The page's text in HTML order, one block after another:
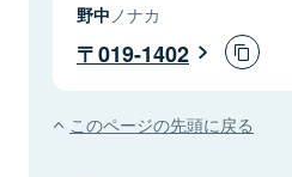
野中 ノナカ
019-1402
このページの先頭に戻る